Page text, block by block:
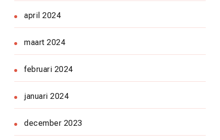
april 2024
maart 2024
februari 2024
januari 2024
december 2023